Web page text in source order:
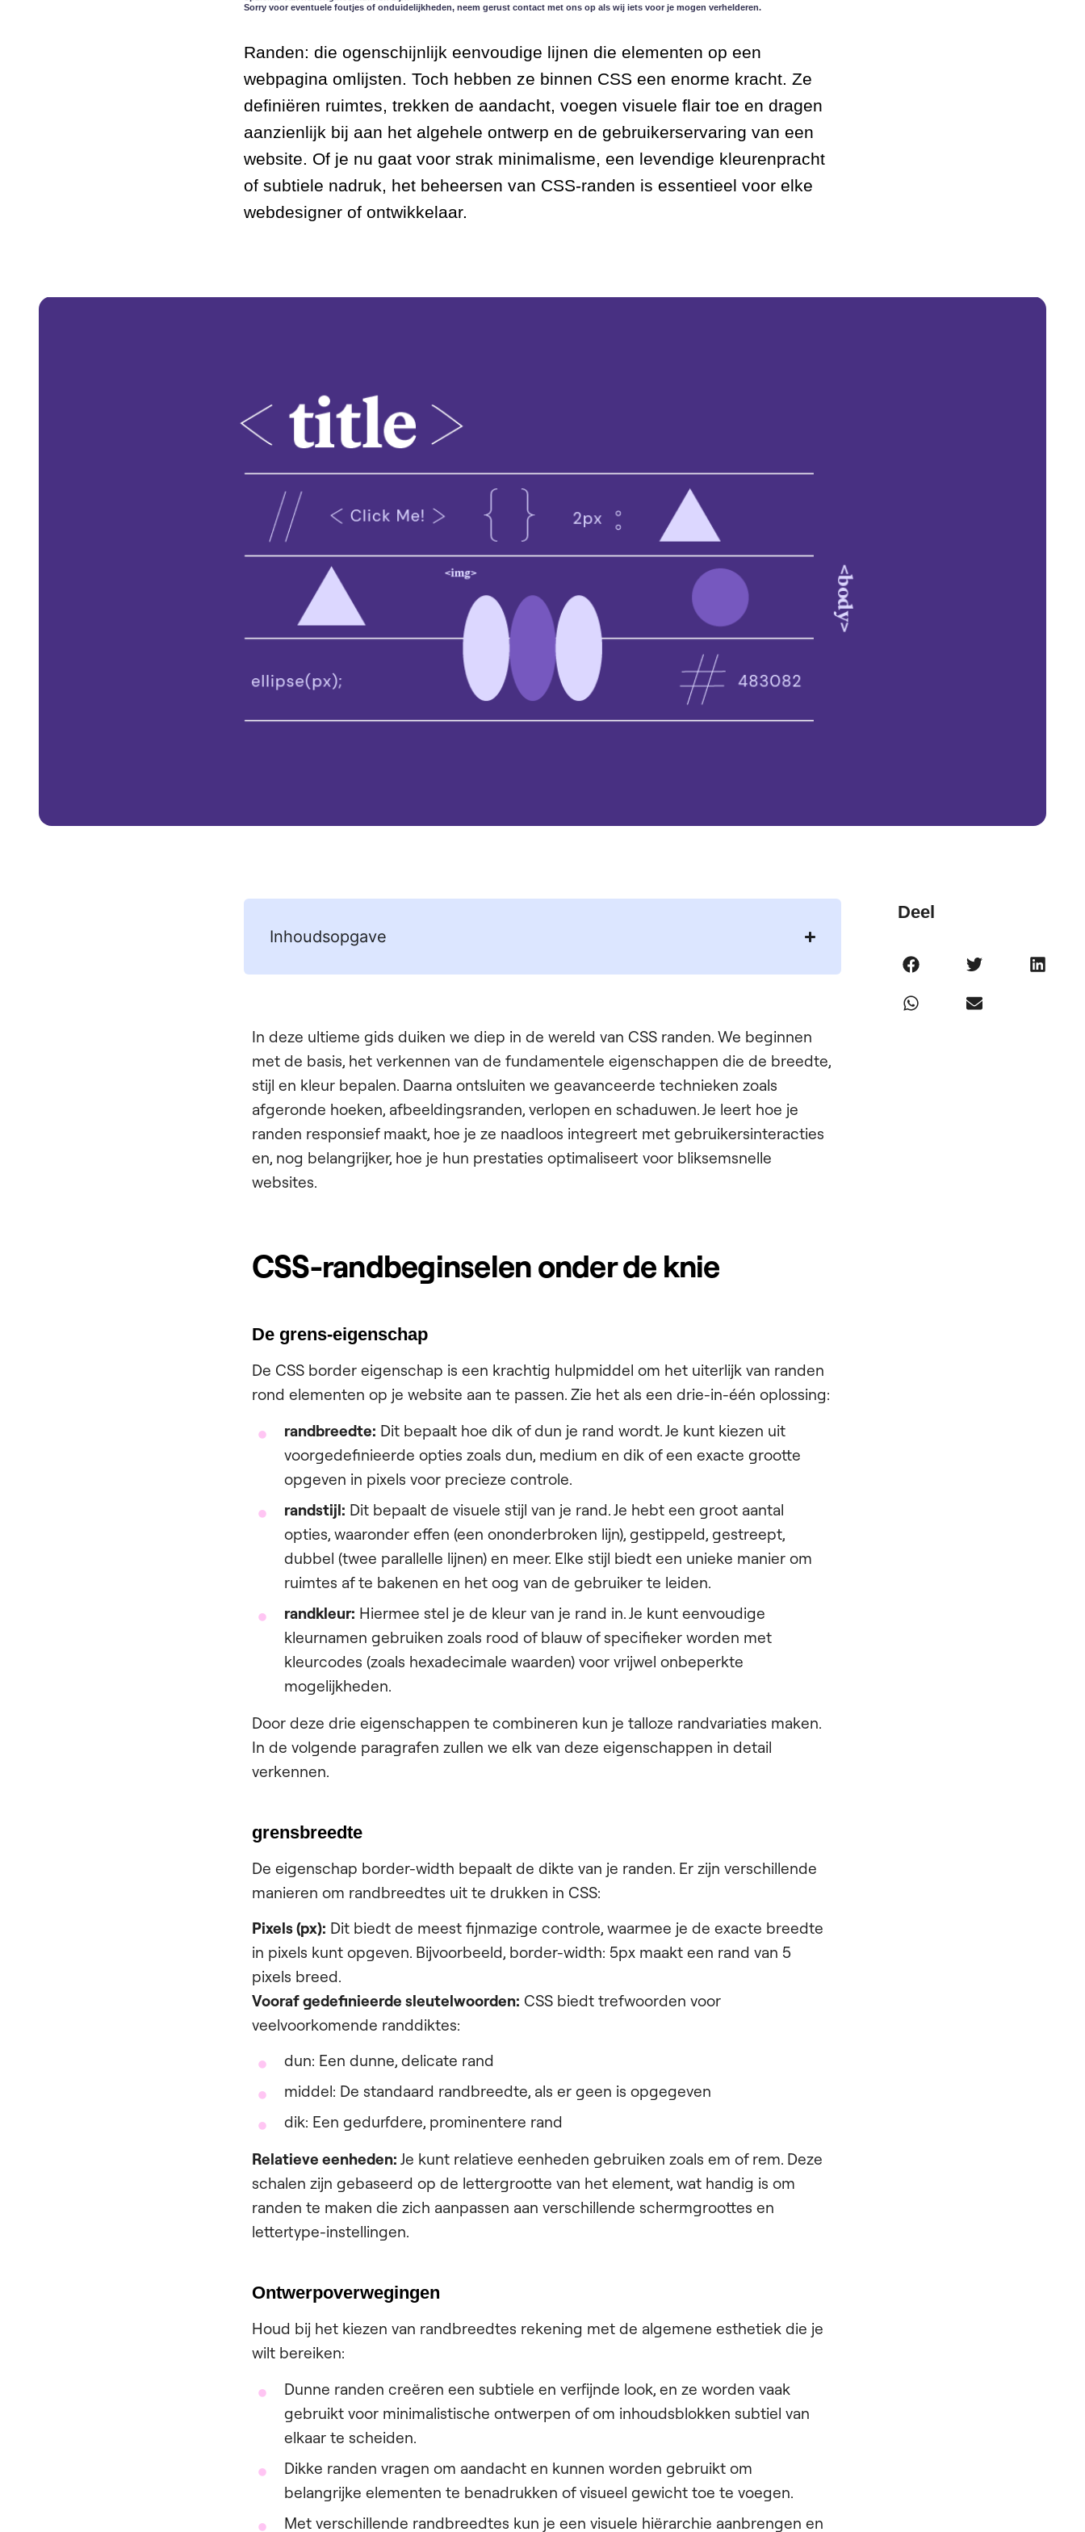
Sorry voor eventuele foutjes of onduidelijkheden, neem gerust contact met ons op als wij iets voor je mogen verhelderen.
Randen: die ogenschijnlijk eenvoudige lijnen die elementen op een
webpagina omlijsten. Toch hebben ze binnen CSS een enorme kracht. Ze
definiëren ruimtes, trekken de aandacht, voegen visuele flair toe en dragen
aanzienlijk bij aan het algehele ontwerp en de gebruikerservaring van een
website. Of je nu gaat voor strak minimalisme, een levendige kleurenpracht
of subtiele nadruk, het beheersen van CSS-randen is essentieel voor elke
webdesigner of ontwikkelaar.
Inhoudsopgave
In deze ultieme gids duiken we diep in de wereld van CSS randen. We beginnen
met de basis, het verkennen van de fundamentele eigenschappen die de breedte,
stijl en kleur bepalen. Daarna ontsluiten we geavanceerde technieken zoals
afgeronde hoeken, afbeeldingsranden, verlopen en schaduwen. Je leert hoe je
randen responsief maakt, hoe je ze naadloos integreert met gebruikersinteracties
en, nog belangrijker, hoe je hun prestaties optimaliseert voor bliksemsnelle
websites.
CSS-randbeginselen onder de knie
De grens-eigenschap
De CSS border eigenschap is een krachtig hulpmiddel om het uiterlijk van randen
rond elementen op je website aan te passen. Zie het als een drie-in-één oplossing:
randbreedte: Dit bepaalt hoe dik of dun je rand wordt. Je kunt kiezen uit
voorgedefinieerde opties zoals dun, medium en dik of een exacte grootte
opgeven in pixels voor precieze controle.
randstijl: Dit bepaalt de visuele stijl van je rand. Je hebt een groot aantal
opties, waaronder effen (een ononderbroken lijn), gestippeld, gestreept,
dubbel (twee parallelle lijnen) en meer. Elke stijl biedt een unieke manier om
ruimtes af te bakenen en het oog van de gebruiker te leiden.
randkleur: Hiermee stel je de kleur van je rand in. Je kunt eenvoudige
kleurnamen gebruiken zoals rood of blauw of specifieker worden met
kleurcodes (zoals hexadecimale waarden) voor vrijwel onbeperkte
mogelijkheden.
Door deze drie eigenschappen te combineren kun je talloze randvariaties maken.
In de volgende paragrafen zullen we elk van deze eigenschappen in detail
verkennen.
grensbreedte
De eigenschap border-width bepaalt de dikte van je randen. Er zijn verschillende
manieren om randbreedtes uit te drukken in CSS:
Pixels (px): Dit biedt de meest fijnmazige controle, waarmee je de exacte breedte
in pixels kunt opgeven. Bijvoorbeeld, border-width: 5px maakt een rand van 5
pixels breed.
Vooraf gedefinieerde sleutelwoorden: CSS biedt trefwoorden voor
veelvoorkomende randdiktes:
dun: Een dunne, delicate rand
middel: De standaard randbreedte, als er geen is opgegeven
dik: Een gedurfdere, prominentere rand
Relatieve eenheden: Je kunt relatieve eenheden gebruiken zoals em of rem. Deze
schalen zijn gebaseerd op de lettergrootte van het element, wat handig is om
randen te maken die zich aanpassen aan verschillende schermgroottes en
lettertype-instellingen.
Ontwerpoverwegingen
Houd bij het kiezen van randbreedtes rekening met de algemene esthetiek die je
wilt bereiken:
Dunne randen creëren een subtiele en verfijnde look, en ze worden vaak
gebruikt voor minimalistische ontwerpen of om inhoudsblokken subtiel van
elkaar te scheiden.
Dikke randen vragen om aandacht en kunnen worden gebruikt om
belangrijke elementen te benadrukken of visueel gewicht toe te voegen.
Met verschillende randbreedtes kun je een visuele hiërarchie aanbrengen en
Deel